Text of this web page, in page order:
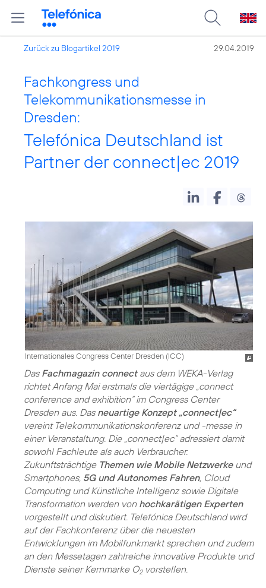
Zurück zu Blogartikel 2019 29.04.2019
Fachkongress und
Telekommunikationsmesse in
Dresden:
Telefónica Deutschland ist
Partner der connect|ec 2019
Internationales Congress Center Dresden (ICC)
Das Fachmagazin connectaus dem WEKA-Verlag
richtet Anfang Mai erstmals die viertägige „connect
conference and exhibition“ im Congress Center
Dresden aus. Das neuartige Konzept „connect|ec“
vereint Telekommunikationskonferenz und -messe in
einer Veranstaltung. Die „connect|ec“ adressiert damit
sowohl Fachleute als auch Verbraucher.
Zukunftsträchtige Themen wie Mobile Netzwerkeund
Smartphones, 5G und Autonomes Fahren, Cloud
Computing und Künstliche Intelligenz sowie Digitale
Transformation werden von hochkarätigen Experten
vorgestellt und diskutiert. Telefónica Deutschland wird
auf der Fachkonferenz über die neuesten
Entwicklungen im Mobilfunkmarkt sprechen und zudem
an den Messetagen zahlreiche innovative Produkte und
Dienste seiner Kernmarke O2vorstellen.